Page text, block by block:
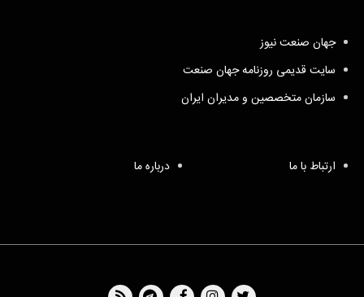
جهان صنعت نیوز
سایت قدیمی روزنامه جهان صنعت
سازمان متخصصین و مدیران ایران
ارتباط با ما درباره ما